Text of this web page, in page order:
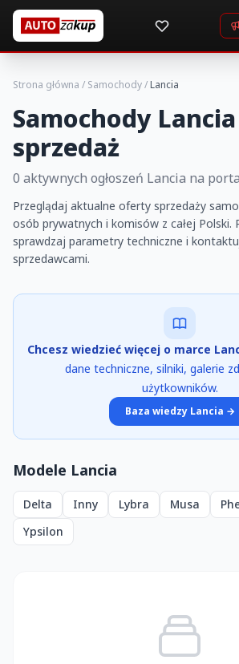
Strona główna / Samochody/Lancia
Samochody
sprzedaż
0 aktywnych ogłoszeń Lancia na
Przeglądaj aktualne oferty sprzedaży
osób prywatnych i komisów z całej Polski.
sprawdzaj parametry techniczne i
sprzedawcami.
Chcesz wiedzieć więcej o marce
dane techniczne, silniki, galerie
użytkowników.
Baza wiedzy Lancia →
Modele Lancia
Delta Inny Lybra Musa
Ypsilon